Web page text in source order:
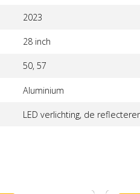
2023
28 inch
50, 57
Aluminium
LED verlichting, de